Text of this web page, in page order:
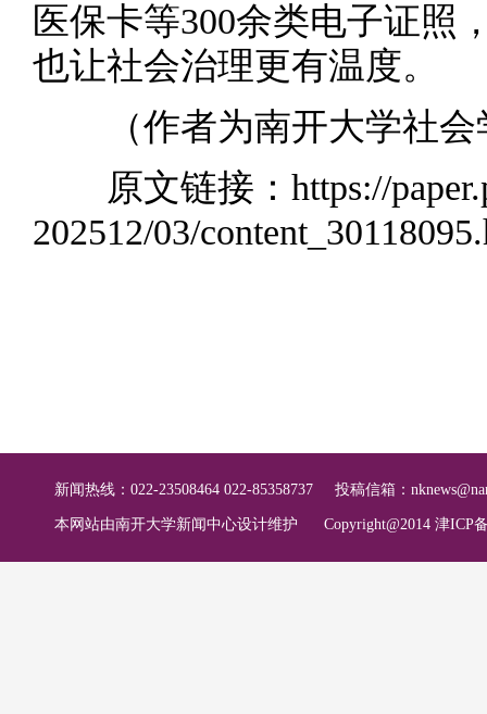
医保卡等300余类电子证照
也让社会治理更有温度。
（作者为南开大学社
原文链接： https://
202512/03/
新闻热线：022-23508464 022-85358737 投稿信箱：
本网站由南开大学新闻中心设计维护 Copyright@2014 津ICP